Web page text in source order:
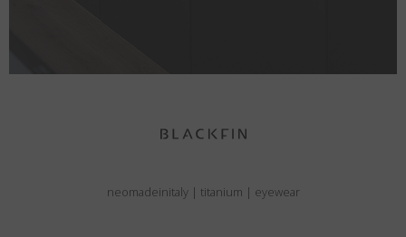
neomadeinitaly | titanium | eyewear